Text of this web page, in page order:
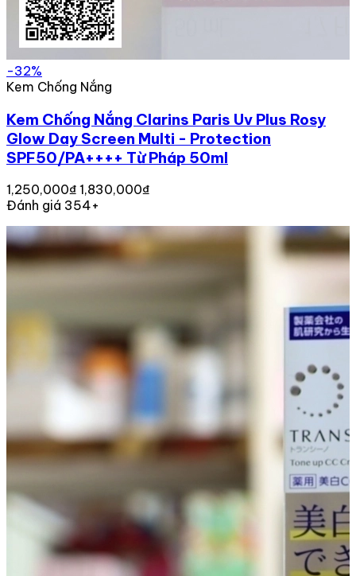
-32%
Kem Chống Nắng
Kem Chống Nắng Clarins Paris Uv Plus Rosy
Glow Day Screen Multi - Protection
SPF50/PA++++ Từ Pháp 50ml
1,250,000₫ 1,830,000₫
Đánh giá 354+